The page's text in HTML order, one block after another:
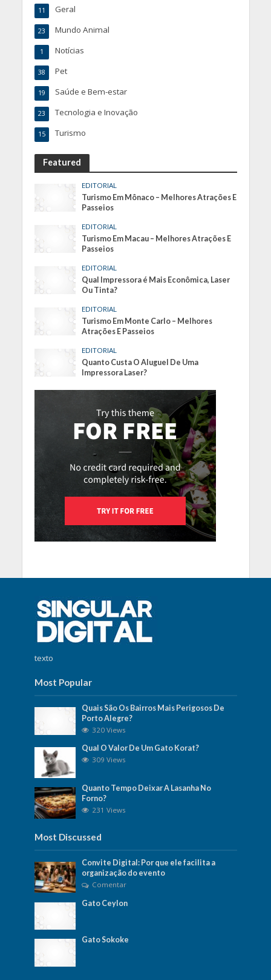
Geral
11
Mundo Animal
23
Notícias
1
Pet
38
Saúde e Bem-estar
19
Tecnologia e Inovação
23
Turismo
15
Featured
EDITORIAL
Turismo Em Mônaco – Melhores Atrações E
Passeios
EDITORIAL
Turismo Em Macau – Melhores Atrações E
Passeios
EDITORIAL
Qual Impressora é Mais Econômica, Laser
Ou Tinta?
EDITORIAL
Turismo Em Monte Carlo – Melhores
Atrações E Passeios
EDITORIAL
Quanto Custa O Aluguel De Uma
Impressora Laser?
texto
Most Popular
Quais São Os Bairros Mais Perigosos De
Porto Alegre?
320 Views
Qual O Valor De Um Gato Korat?
309 Views
Quanto Tempo Deixar A Lasanha No
Forno?
231 Views
Most Discussed
Convite Digital: Por que ele facilita a
organização do evento
Comentar
Gato Ceylon
Gato Sokoke